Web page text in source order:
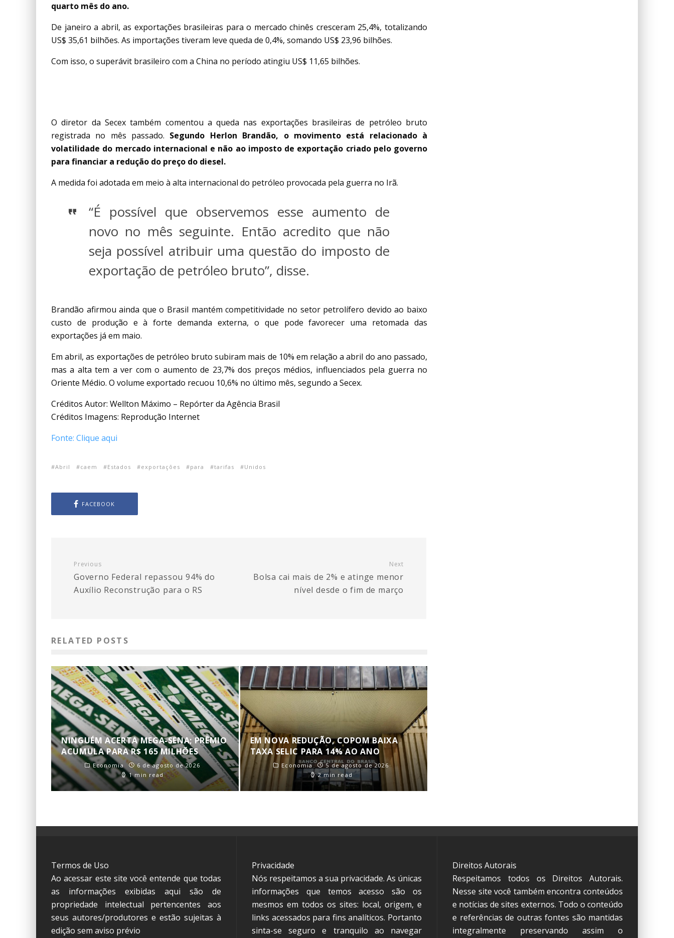
quarto mês do ano.
De janeiro a abril, as exportações brasileiras para o mercado chinês cresceram 25,4%, totalizando
US$ 35,61 bilhões. As importações tiveram leve queda de 0,4%, somando US$ 23,96 bilhões.
Com isso, o superávit brasileiro com a China no período atingiu US$ 11,65 bilhões.
O diretor da Secex também comentou a queda nas exportações brasileiras de petróleo bruto
registrada no mês passado. Segundo Herlon Brandão, o movimento está relacionado à
volatilidade do mercado internacional e não ao imposto de exportação criado pelo governo
para financiar a redução do preço do diesel.
A medida foi adotada em meio à alta internacional do petróleo provocada pela guerra no Irã.
“É possível que observemos esse aumento de
novo no mês seguinte. Então acredito que não
seja possível atribuir uma questão do imposto de
exportação de petróleo bruto”, disse.
Brandão afirmou ainda que o Brasil mantém competitividade no setor petrolífero devido ao baixo
custo de produção e à forte demanda externa, o que pode favorecer uma retomada das
exportações já em maio.
Em abril, as exportações de petróleo bruto subiram mais de 10% em relação a abril do ano passado,
mas a alta tem a ver com o aumento de 23,7% dos preços médios, influenciados pela guerra no
Oriente Médio. O volume exportado recuou 10,6% no último mês, segundo a Secex.
Créditos Autor: Wellton Máximo – Repórter da Agência Brasil
Créditos Imagens: Reprodução Internet
Fonte: Clique aqui
Abril caem Estados exportações para tarifas Unidos
FACEBOOK
Previous
Governo Federal repassou 94% do
Auxílio Reconstrução para o RS
Next
Bolsa cai mais de 2% e atinge menor
nível desde o fim de março
RELATED POSTS
NINGUÉM ACERTA MEGA-SENA; PRÊMIO
ACUMULA PARA R$ 165 MILHÕES
Economia
6 de agosto de 2026
1 min read
EM NOVA REDUÇÃO, COPOM BAIXA
TAXA SELIC PARA 14% AO ANO
Economia
5 de agosto de 2026
2 min read
Termos de Uso
Ao acessar este site você entende que todas
as informações exibidas aqui são de
propriedade intelectual pertencentes aos
seus autores/produtores e estão sujeitas à
edição sem aviso prévio
Privacidade
Nós respeitamos a sua privacidade. As únicas
informações que temos acesso são os
mesmos em todos os sites: local, origem, e
links acessados para fins analíticos. Portanto
sinta-se seguro e tranquilo ao navegar
Direitos Autorais
Respeitamos todos os Direitos Autorais.
Nesse site você também encontra conteúdos
e notícias de sites externos. Todo o conteúdo
e referências de outras fontes são mantidas
integralmente preservando assim o